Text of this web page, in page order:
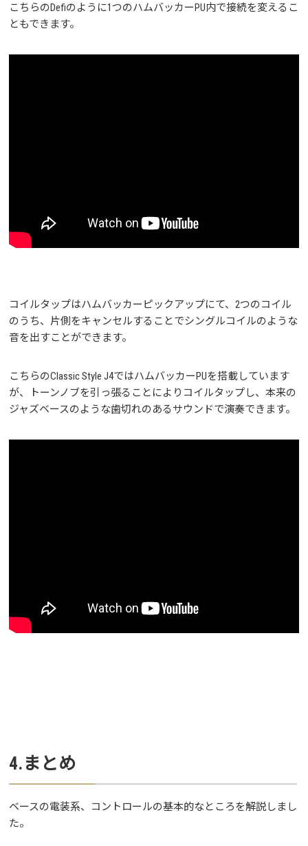
こちらのDefiのように1つのハムバッカーPU内で接続を変えるこ
ともできます。
コイルタップはハムバッカーピックアップにて、2つのコイル
のうち、片側をキャンセルすることでシングルコイルのような
音を出すことができます。
こちらのClassic Style J4ではハムバッカーPUを搭載しています
が、トーンノブを引っ張ることによりコイルタップし、本来の
ジャズベースのような歯切れのあるサウンドで演奏できます。
4.まとめ
ベースの電装系、コントロールの基本的なところを解説しまし
た。